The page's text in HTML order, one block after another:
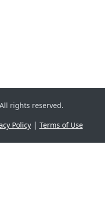
rights reserved.
Policy| Terms of Use